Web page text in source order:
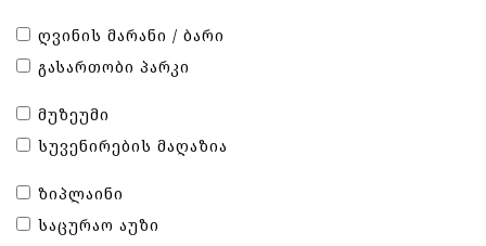
ᲦᲕᲘᲜᲘᲡ ᲛᲐᲠᲐᲜᲘ / ᲑᲐᲠᲘ
ᲒᲐᲡᲐᲠᲗᲝᲑᲘ ᲞᲐᲠᲙᲘ
ᲛᲣᲖᲔᲣᲛᲘ
ᲡᲣᲕᲔᲜᲘᲠᲔᲑᲘᲡ ᲛᲐᲦᲐᲖᲘᲐ
ᲖᲘᲞᲚᲐᲘᲜᲘ
ᲡᲐᲪᲣᲠᲐᲝ ᲐᲣᲖᲘ